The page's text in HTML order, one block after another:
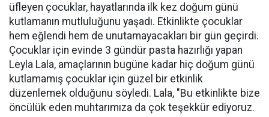
üfleyen çocuklar, hayatlarında ilk kez doğum günü
kutlamanın mutluluğunu yaşadı. Etkinlikte çocuklar
hem eğlendi hem de unutamayacakları bir gün geçirdi.
Çocuklar için evinde 3 gündür pasta hazırlığı yapan
Leyla Lala, amaçlarının bugüne kadar hiç doğum günü
kutlamamış çocuklar için güzel bir etkinlik
düzenlemek olduğunu söyledi. Lala, "Bu etkinlikte bize
öncülük eden muhtarımıza da çok teşekkür ediyoruz.